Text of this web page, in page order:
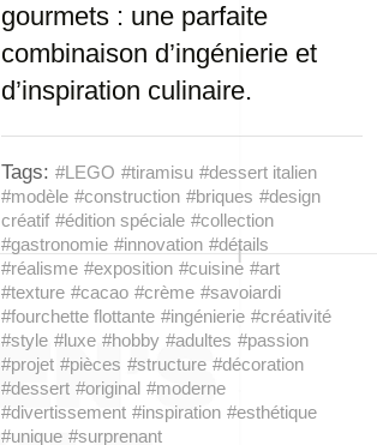
gourmets : une parfaite
combinaison d’ingénierie et
d’inspiration culinaire.
Tags: #LEGO #tiramisu #dessert italien
#modèle #construction #briques #design
créatif #édition spéciale #collection
#gastronomie #innovation #détails
#réalisme #exposition #cuisine #art
#texture #cacao #crème #savoiardi
#fourchette flottante #ingénierie #créativité
#style #luxe #hobby #adultes #passion
#projet #pièces #structure #décoration
#dessert #original #moderne
#divertissement #inspiration #esthétique
#unique #surprenant